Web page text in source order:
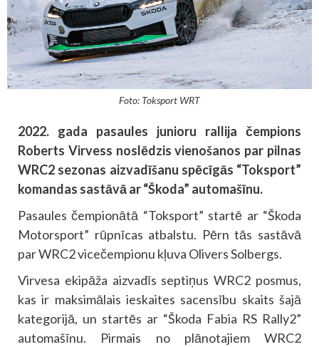
Foto: Toksport WRT
2022. gada pasaules junioru rallija čempions
Roberts Virvess noslēdzis vienošanos par pilnas
WRC2 sezonas aizvadīšanu spēcīgās “Toksport”
komandas sastāvā ar “Škoda” automašīnu.
Pasaules čempionātā “Toksport” startē ar “Škoda
Motorsport” rūpnīcas atbalstu. Pērn tās sastāvā
par WRC2 vicečempionu kļuva Olivers Solbergs.
Virvesa ekipāža aizvadīs septiņus WRC2 posmus,
kas ir maksimālais ieskaites sacensību skaits šajā
kategorijā, un startēs ar “Škoda Fabia RS Rally2”
automašīnu. Pirmais no plānotajiem WRC2